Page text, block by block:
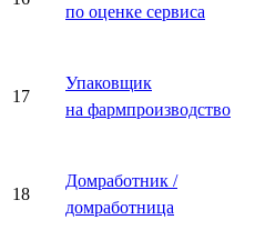
по оценке сервиса
17
Упаковщик
на фармпроизводство
18
Домработник /
домработница